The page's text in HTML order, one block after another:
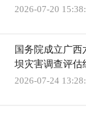
2026-07-20
国务院成立广西
坝灾害调查评估
2026-07-24